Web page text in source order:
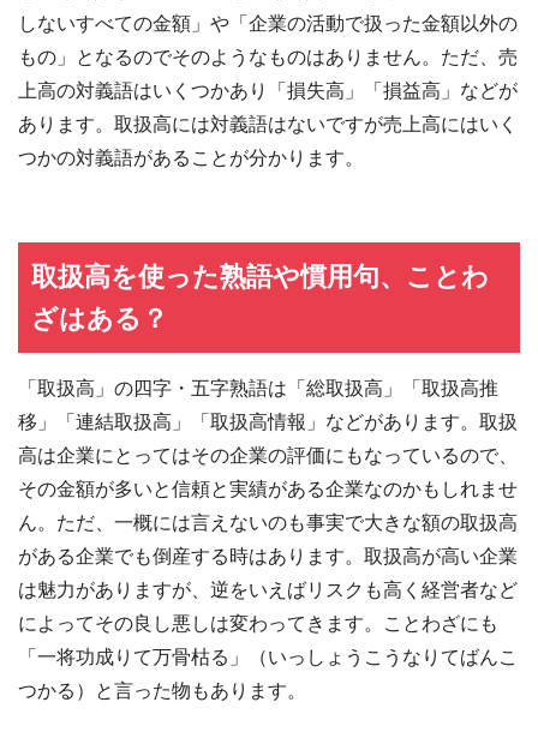
しないすべての金額」や「企業の活動で扱った金額以外の
もの」となるのでそのようなものはありません。ただ、売
上高の対義語はいくつかあり「損失高」「損益高」などが
あります。取扱高には対義語はないですが売上高にはいく
つかの対義語があることが分かります。
取扱高を使った熟語や慣用句、ことわ
ざはある？
「取扱高」の四字・五字熟語は「総取扱高」「取扱高推
移」「連結取扱高」「取扱高情報」などがあります。取扱
高は企業にとってはその企業の評価にもなっているので、
その金額が多いと信頼と実績がある企業なのかもしれませ
ん。ただ、一概には言えないのも事実で大きな額の取扱高
がある企業でも倒産する時はあります。取扱高が高い企業
は魅力がありますが、逆をいえばリスクも高く経営者など
によってその良し悪しは変わってきます。ことわざにも
「一将功成りて万骨枯る」（いっしょうこうなりてばんこ
つかる）と言った物もあります。